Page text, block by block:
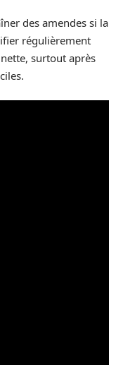
des amendes si la
régulièrement
surtout après